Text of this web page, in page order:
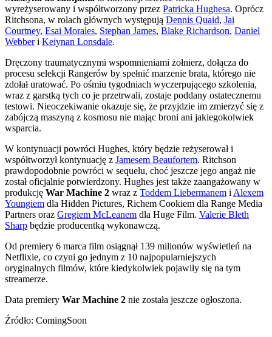
wyreżyserowany i współtworzony przez Patricka Hughesa. Oprócz
Ritchsona, w rolach głównych występują Dennis Quaid, Jai
Courtney, Esai Morales, Stephan James, Blake Richardson, Daniel
Webberi Keiynan Lonsdale.
Dręczony traumatycznymi wspomnieniami żołnierz, dołącza do
procesu selekcji Rangerów by spełnić marzenie brata, którego nie
zdołał uratować. Po ośmiu tygodniach wyczerpującego szkolenia,
wraz z garstką tych co je przetrwali, zostaje poddany ostatecznemu
testowi. Nieoczekiwanie okazuje się, że przyjdzie im zmierzyć się z
zabójczą maszyną z kosmosu nie mając broni ani jakiegokolwiek
wsparcia.
W kontynuacji powróci Hughes, który będzie reżyserował i
współtworzył kontynuację z Jamesem Beaufortem. Ritchson
prawdopodobnie powróci w sequelu, choć jeszcze jego angaż nie
został oficjalnie potwierdzony. Hughes jest także zaangażowany w
produkcję War Machine 2 wraz z Toddem Liebermanem i Alexem
Youngiem dla Hidden Pictures, Richem Cookiem dla Range Media
Partners oraz Gregiem McLeanem dla Huge Film. Valerie Bleth
Sharp będzie producentką wykonawczą.
Od premiery 6 marca film osiągnął 139 milionów wyświetleń na
Netflixie, co czyni go jednym z 10 najpopularniejszych
oryginalnych filmów, które kiedykolwiek pojawiły się na tym
streamerze.
Data premiery War Machine 2 nie została jeszcze ogłoszona.
Źródło: ComingSoon